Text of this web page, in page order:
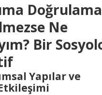
Doğrulama
Ne
Bir
Yapılar ve